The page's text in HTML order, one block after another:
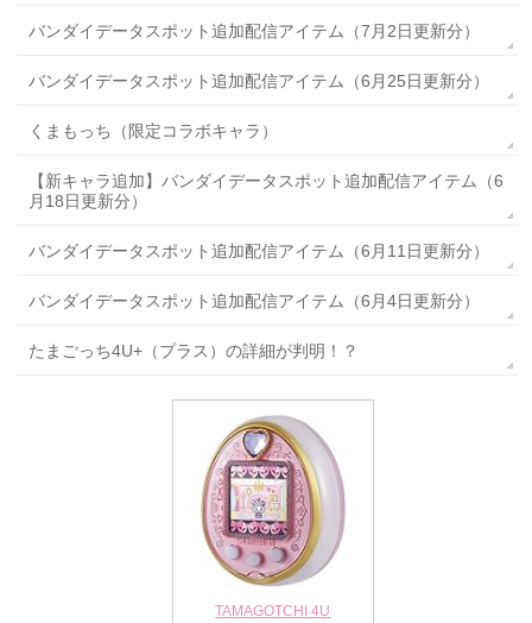
バンダイデータスポット追加配信アイテム（7月2日更新分）
バンダイデータスポット追加配信アイテム（6月25日更新分）
くまもっち（限定コラボキャラ）
【新キャラ追加】バンダイデータスポット追加配信アイテム（6
月18日更新分）
バンダイデータスポット追加配信アイテム（6月11日更新分）
バンダイデータスポット追加配信アイテム（6月4日更新分）
たまごっち4U+（プラス）の詳細が判明！？
TAMAGOTCHI 4U